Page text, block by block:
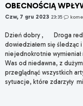
OBECNOŚCIĄ
Czw, 7 gru 2023 23:35
Dzień dobry , Droga
dowiedziałem się śledząc
niejednokrotnie
Was od niedawna, z
przeglądnąć wszystkich
sytuacje, które zdarzyły